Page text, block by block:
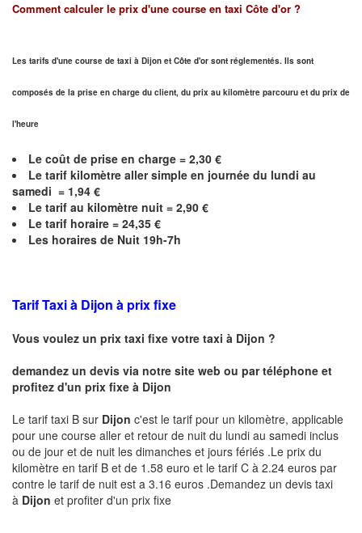
Comment calculer le prix d'une course en taxi Côte d'or ?
Les tarifs d'une course de taxi à Dijon et Côte d'or sont réglementés. Ils sont
composés de la prise en charge du client, du prix au kilomètre parcouru et du prix de
l'heure
Le coût de prise en charge = 2,30 €
Le tarif kilomètre aller simple en journée du lundi au
samedi = 1,94 €
Le tarif au kilomètre nuit = 2,90 €
Le tarif horaire = 24,35 €
Les horaires de Nuit 19h-7h
Tarif Taxi à Dijon à prix fixe
Vous voulez un prix taxi fixe votre taxi à Dijon ?
demandez un devis via notre site web ou par téléphone et
profitez d'un prix fixe à Dijon
Le tarif taxi B sur Dijon c'est le tarif pour un kilomètre, applicable
pour une course aller et retour de nuit du lundi au samedi inclus
ou de jour et de nuit les dimanches et jours fériés .Le prix du
kilomètre en tarif B et de 1.58 euro et le tarif C à 2.24 euros par
contre le tarif de nuit est a 3.16 euros .Demandez un devis taxi
à Dijon et profiter d'un prix fixe